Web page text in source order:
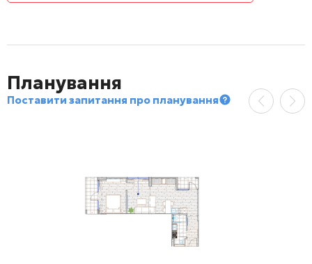
Планування
Поставити запитання про планування